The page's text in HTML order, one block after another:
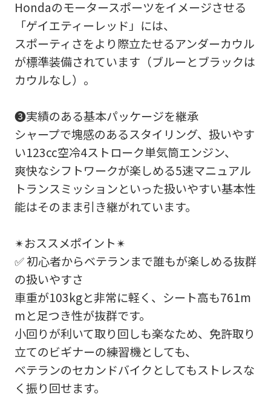
Hondaのモータースポーツをイメージさせる
「ゲイエティーレッド」には、
スポーティさをより際立たせるアンダーカウル
が標準装備されています（ブルーとブラックは
カウルなし）。
❸実績のある基本パッケージを継承
シャープで塊感のあるスタイリング、扱いやす
い123cc空冷4ストローク単気筒エンジン、
爽快なシフトワークが楽しめる5速マニュアル
トランスミッションといった扱いやすい基本性
能はそのまま引き継がれています。
✴おススメポイント✴
✅ 初心者からベテランまで誰もが楽しめる抜群
の扱いやすさ
車重が103kgと非常に軽く、シート高も761m
mと足つき性が抜群です。
小回りが利いて取り回しも楽なため、免許取り
立てのビギナーの練習機としても、
ベテランのセカンドバイクとしてもストレスな
く振り回せます。
お客様のご希望に沿ったお見積もりを作
成することも可能です！
是非、「お問い合わせ・来店予約」ボタ
ンよりお気軽にご依頼ください。